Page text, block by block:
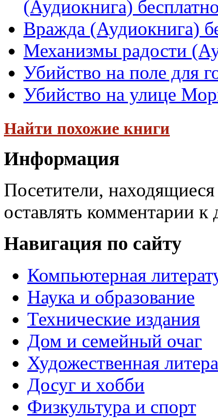
(Аудиокнига)
Вражда (Аудиокнига)
Механизмы радости
Убийство на поле для
Убийство на улице
Найти похожие книги
Информация
Посетители,
оставлять комментарии к
Навигация по сайту
Компьютерная
Наука и образование
Технические издания
Дом и семейный очаг
Художественная
Досуг и хобби
Физкультура и спорт